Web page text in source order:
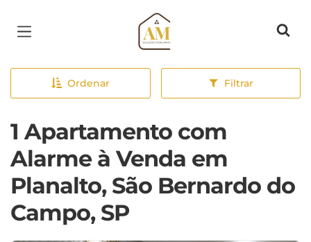
Página inicial
Ordenar Filtrar
1 Apartamento com
Alarme à Venda em
Planalto, São Bernardo do
Campo, SP